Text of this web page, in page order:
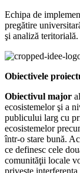
Echipa de
pregătire
şi analiză teritorială.
Obiectivele
Obiectivul major
ecosistemelor şi a
publicului larg cu
ecosistemelor
într-o stare bună.
ce definesc cele
comunităţii locale
priveşte